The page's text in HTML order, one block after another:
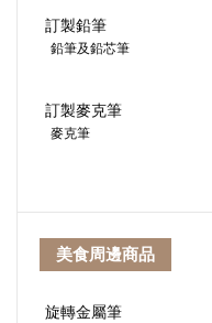
訂製鉛筆
鉛筆及鉛芯筆
訂製麥克筆
麥克筆
美食周邊商品
旋轉金屬筆